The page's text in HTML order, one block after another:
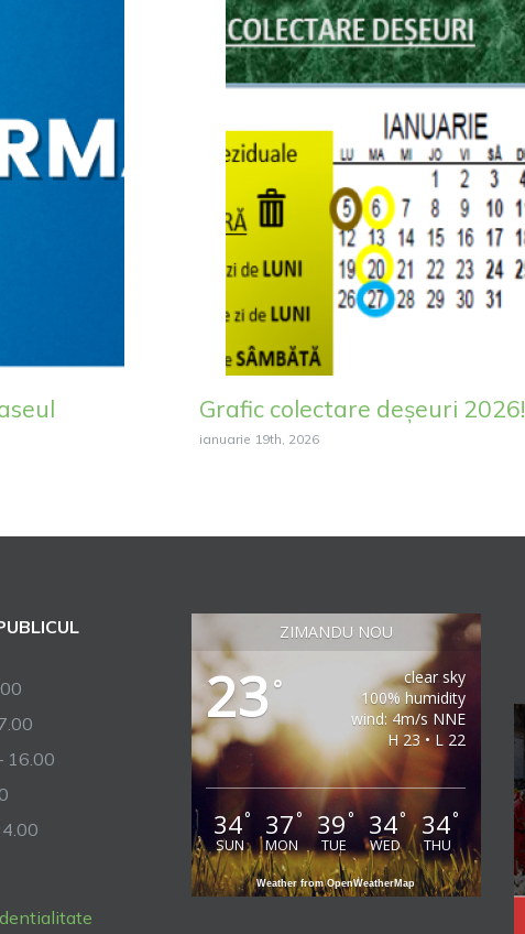
Grafic colectare deșeuri 2026!
ianuarie 19th, 2026
16.00
ZIMANDU NOU
23 °
clear sky
100% humidity
wind: 4m/s NNE
H 23 • L 22
34°
SUN
37°
MON
39°
TUE
34°
WED
34°
THU
Weather from OpenWeatherMap